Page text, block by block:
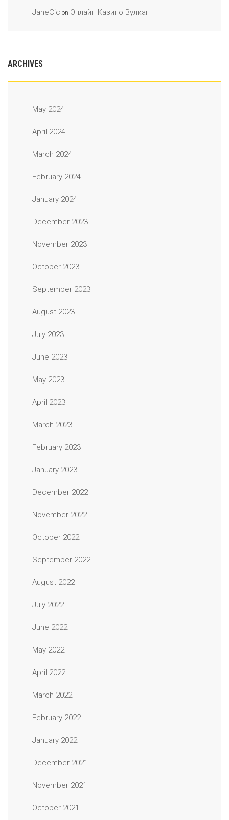
JaneCic on Онлайн Казино Вулкан
ARCHIVES
May 2024
April 2024
March 2024
February 2024
January 2024
December 2023
November 2023
October 2023
September 2023
August 2023
July 2023
June 2023
May 2023
April 2023
March 2023
February 2023
January 2023
December 2022
November 2022
October 2022
September 2022
August 2022
July 2022
June 2022
May 2022
April 2022
March 2022
February 2022
January 2022
December 2021
November 2021
October 2021